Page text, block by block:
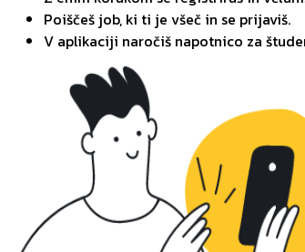
Poiščeš job, ki ti je všeč in se prijaviš.
V aplikaciji naročiš napotnico za